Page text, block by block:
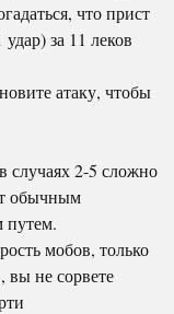
что прист
за 11 леков
атаку, чтобы
случаях 2-5 сложно
обычным
путем.
мобов, только
вы не сорвете